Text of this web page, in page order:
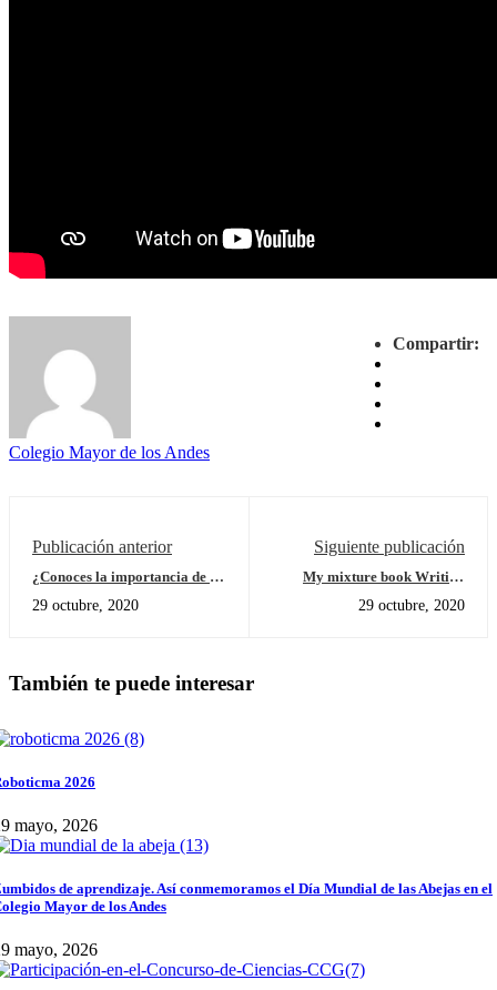
Compartir:
Colegio Mayor de los Andes
Publicación anterior
¿Conoces la importancia de la
29 octubre, 2020
Siguiente publicación
My mixture book Writing
29 octubre, 2020
También te puede interesar
2026
mayo, 2026
de aprendizaje. Así conmemoramos el Día Mundial de las Abejas en el
Mayor de los Andes
mayo, 2026